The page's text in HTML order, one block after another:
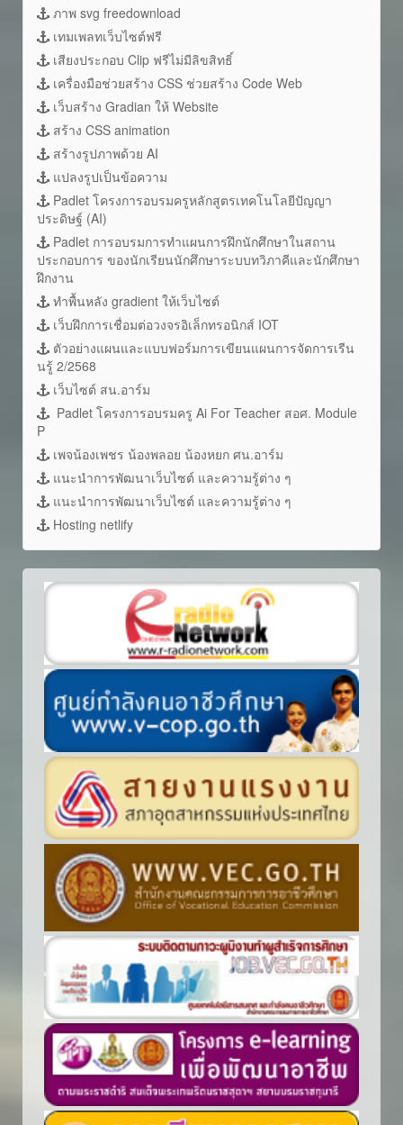
ภาพ svg freedownload
เทมเพลทเว็บไซต์ฟรี
เสียงประกอบ Clip ฟรีไม่มีลิขสิทธิ์
เครื่องมือช่วยสร้าง CSS ช่วยสร้าง Code Web
เว็บสร้าง Gradian ให้ Website
สร้าง CSS animation
สร้างรูปภาพด้วย AI
แปลงรูปเป็นข้อความ
Padlet โครงการอบรมครูหลักสูตรเทคโนโลยีปัญญา
ประดิษฐ์ (AI)
Padlet การอบรมการทำแผนการฝึกนักศึกษาในสถาน
ประกอบการ ของนักเรียนนักศึกษาระบบทวิภาคีและนักศึกษา
ฝึกงาน
ทำพื้นหลัง gradient ให้เว็บไซต์
เว็บฝึกการเชื่อมต่อวงจรอิเล็กทรอนิกส์ IOT
ตัวอย่างแผนและแบบฟอร์มการเขียนแผนการจัดการเรีน
นรู้ 2/2568
เว็บไซต์ สน.อาร์ม
Padlet โครงการอบรมครู Ai For Teacher สอศ. Module
P
เพจน้องเพชร น้องพลอย น้องหยก ศน.อาร์ม
แนะนำการพัฒนาเว็บไซต์ และความรู้ต่าง ๆ
แนะนำการพัฒนาเว็บไซต์ และความรู้ต่าง ๆ
Hosting netlify